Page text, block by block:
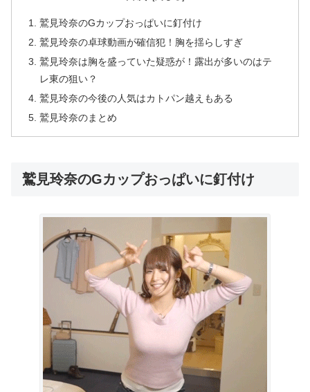
鷲見玲奈のGカップおっぱいに釘付け
鷲見玲奈の卓球動画が確信犯！胸を揺らしすぎ
鷲見玲奈は胸を盛っていた疑惑が！露出が多いのはテ
レ東の狙い？
鷲見玲奈の今後の人気はカトパン越えもある
鷲見玲奈のまとめ
鷲見玲奈のGカップおっぱいに釘付け